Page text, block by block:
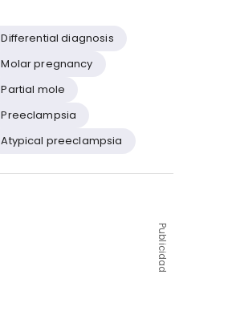
Differential diagnosis
Molar pregnancy
Partial mole
Preeclampsia
Atypical preeclampsia
Publicidad